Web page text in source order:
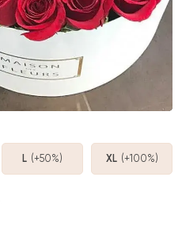
L (+50%) XL (+100%)